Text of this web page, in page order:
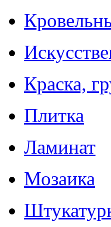
Краска,
Плитка
Ламинат
Мозаика